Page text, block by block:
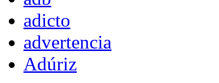
adicto
advertencia
Adúriz